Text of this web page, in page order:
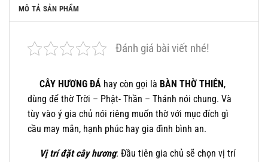
MÔ TẢ SẢN PHẨM
Đánh giá bài viết nhé!
CÂY HƯƠNG ĐÁ hay còn gọi là BÀN THỜ THIÊN,
dùng để thờ Trời – Phật- Thần – Thánh nói chung. Và
tùy vào ý gia chủ nói riêng muốn thờ với mục đích gì
cầu may mắn, hạnh phúc hay gia đình bình an.
Vị trí đặt cây hương: Đầu tiên gia chủ sẽ chọn vị trí